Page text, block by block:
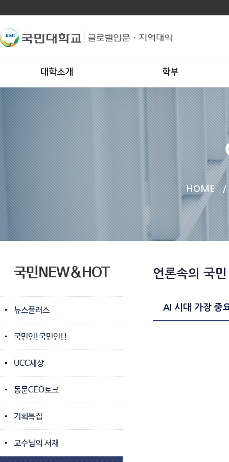
대학소개 학부
HOME /
국민NEW&HOT
뉴스플러스
국민인!국민인!!
UCC세상
동문CEO토크
기획특집
교수님의 서재
언론속의 국민
AI 시대 가장 중